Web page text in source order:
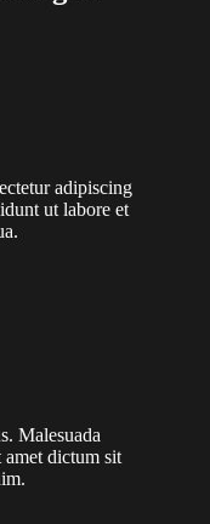
adipiscing
ut labore et
Malesuada
amet dictum sit